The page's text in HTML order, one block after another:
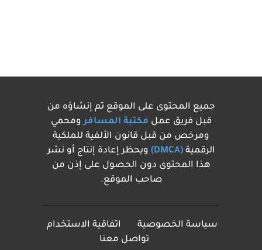
جميع المحتوى على الموقع تم إنشاؤه من
قبل فريق عمل مكتبة المسافر ومحمي
ومرخص من قبل قانون الألفية للملكية
الرقمية(DMCA)
ويحظر إعادة إنتاج أو نشر
هذا المحتوى دون الحصول على إذن من
صاحب الموقع.
سياسة الخصوصية
اتفاقية الاستخدام
تواصل معنا